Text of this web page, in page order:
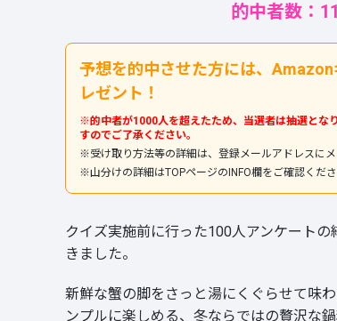
的中者数：
予想を的中させた方には、
レゼント！
※的中者が1000人を超えたため、当選者は抽選とな
すのでご了承ください。
※受け取り方法等の詳細は、登録メールアドレスにメ
※山分けの詳細はTOPページのINFO欄をご確認くださ
クイズ実施前に行った100人アンケート
きました。
新鮮な蟹の脚をさっと湯にくぐらせて味
ンプルに楽しめる、冬ならではの贅沢な